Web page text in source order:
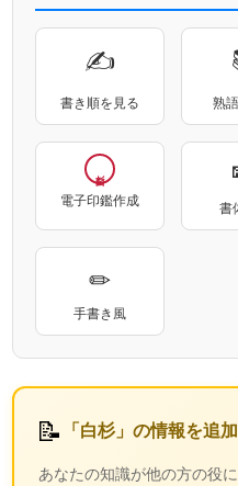
✍
書き順を見る 熟
電子印鑑作成 書
✏
手書き風
📝 「白杉」の情報を追
あなたの知識が他の方の役